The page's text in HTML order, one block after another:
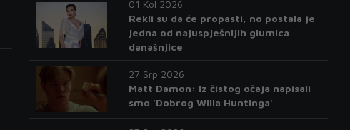
01 Kol 2026
Rekli su da će propasti, no postala je
jedna od najuspješnijih glumica
današnjice
27 Srp 2026
Matt Damon: Iz čistog očaja napisali
smo 'Dobrog Willa Huntinga'